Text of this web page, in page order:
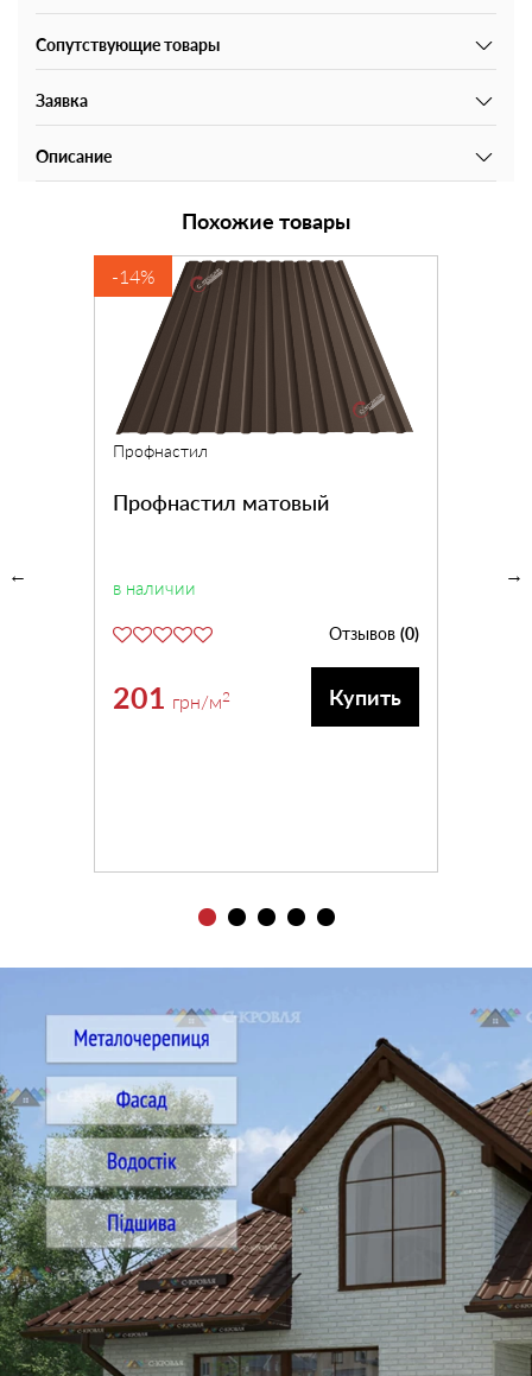
Сопутствующие товары
Заявка
Описание
Похожие товары
-14%
Профнастил
Профнастил матовый
в наличии
Отзывов (0)
201 грн/м2 Купить